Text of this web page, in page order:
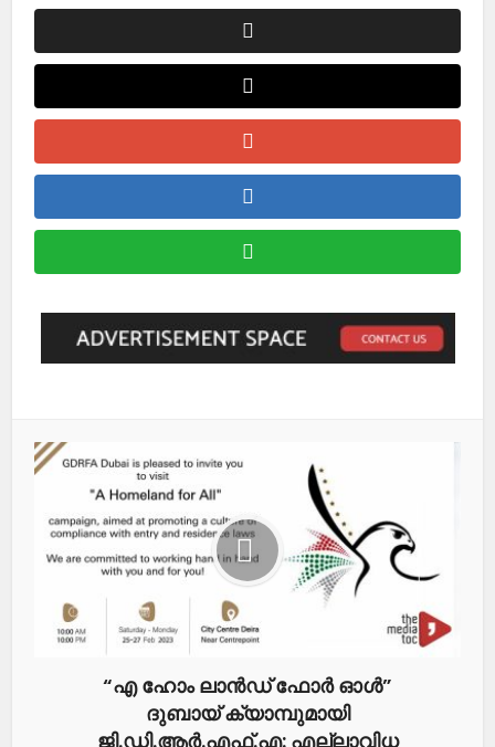
“എ ഹോം ലാൻഡ്​ ഫോർ ഓൾ”
ദുബായ് ക്യാമ്പുമായി
ജി.ഡി.ആർ.എഫ്​.എ: എല്ലാവിധ